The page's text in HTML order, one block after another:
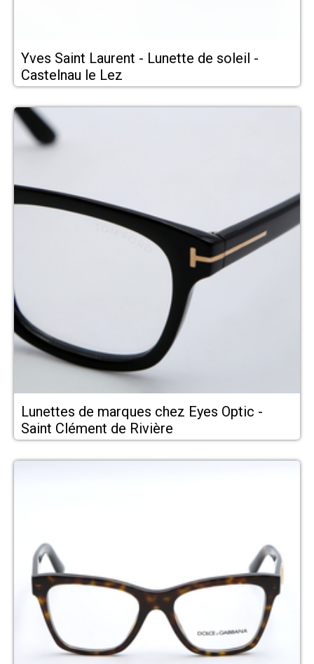
Yves Saint Laurent - Lunette de soleil -
Castelnau le Lez
Lunettes de marques chez Eyes Optic -
Saint Clément de Rivière